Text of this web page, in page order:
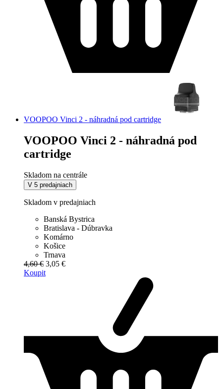
VOOPOO Vinci 2 - náhradná pod cartridge
VOOPOO Vinci 2 - náhradná pod
cartridge
Skladom na centrále
V 5 predajniach
Skladom v predajniach
Banská Bystrica
Bratislava - Dúbravka
Komárno
Košice
Trnava
4,60 € 3,05 €
Koupit